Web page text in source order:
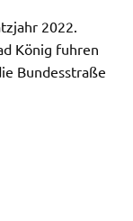
2022.
König fuhren
Bundesstraße